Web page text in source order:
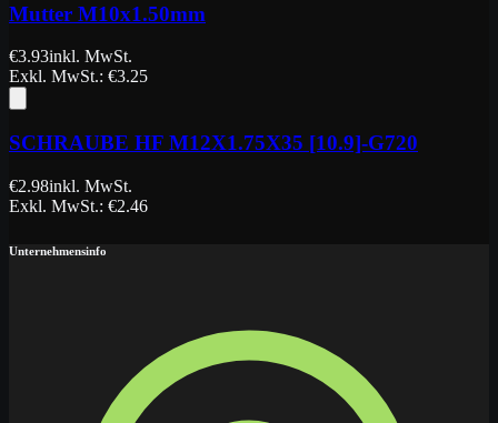
Mutter M10x1.50mm
€3.93inkl. MwSt.
Exkl. MwSt.: €3.25
SCHRAUBE HF M12X1.75X35 [10.9]-G720
€2.98inkl. MwSt.
Exkl. MwSt.: €2.46
Unternehmensinfo